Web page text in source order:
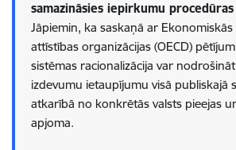
samazināsies iepirkumu
Jāpiemin, ka saskaņā ar
attīstības organizācijas (OECD)
sistēmas racionalizācija var
izdevumu ietaupījumu visā publiskajā
atkarībā no konkrētās valsts pieejas
apjoma.